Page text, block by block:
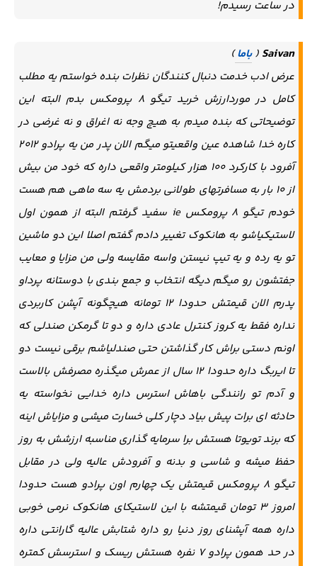
در ساعت رسیدم!
Saivan
(باما)
عرض ادب خدمت دنبال کنندگان نظرات بنده خواستم یه مطلب
کامل در موردارزش خرید تیگو ۸ پرومکس بدم البته این
توضیحاتی که بنده میدم به هیچ وجه نه اغراق و نه غرضی در
کاره خدا شاهده عین واقعیتو میگم الان پدر من یه پرادو ۲۰۱۲
آفرود با کارکرد ۱۰۰ هزار کیلومتر واقعی داره که خود من بیش
از ۱۰ بار به مسافرتهای طولانی بردمش یه سه ماهی هم هست
خودم تیگو ۸ پرومکس ie سفید گرفتم البته از همون اول
لاستیکیاشو به هانکوک تغییر دادم گفتم اصلا این دو ماشین
تو یه رده و یه تیپ نیستن واسه مقایسه ولی من مزایا و معایب
جفتشون رو میگم دیگه انتخاب و جمع بندی با دوستانه پرداو
پدرم الان قیمتش حدودا ۱۲ تومانه هیچگونه آپشن کاربردی
نداره فقط یه کروز کنترل عادی داره و دو تا گرمکن صندلی که
اونم دستی براش کار گذاشتن حتی صندلیاشم برقی نیست دو
تا ایربگ داره حدودا ۱۲ سال از عمرش میگذره مصرفش بالاست
و آدم تو رانندگی باهاش استرس داره خدایی نخواسته یه
حادثه ای برات پیش بیاد دچار کلی خسارت میشی و مزایاش اینه
که برند تویوتا هستش برا سرمایه گذاری مناسبه ارزشش به روز
حفظ میشه و شاسی و بدنه و آفرودش عالیه ولی در مقابل
تیگو ۸ پرومکس قیمتش یک چهارم اون پرادو هست حدودا
امروز ۳ تومان قیمتشه با این لاستیکای هانکوک نرمی خوبی
داره همه آپشنای روز دنیا رو داره شتابش عالیه گارانتی داره
در حد همون پرادو ۷ نفره هستش ریسک و استرسش کمتره